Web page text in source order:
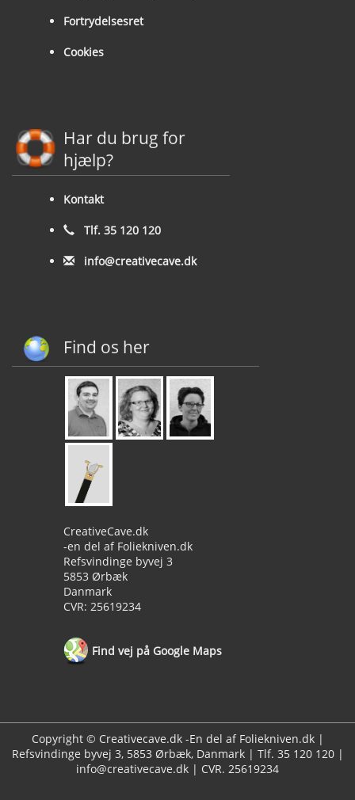
Fortrydelsesret
Cookies
Har du brug for
hjælp?
Kontakt
Tlf. 35 120 120
info@creativecave.dk
Find os her
CreativeCave.dk
-en del af Foliekniven.dk
Refsvindinge byvej 3
5853 Ørbæk
Danmark
CVR: 25619234
Find vej på Google Maps
Copyright © Creativecave.dk -En del af Foliekniven.dk |
Refsvindinge byvej 3, 5853 Ørbæk, Danmark | Tlf. 35 120 120 |
info@creativecave.dk | CVR. 25619234